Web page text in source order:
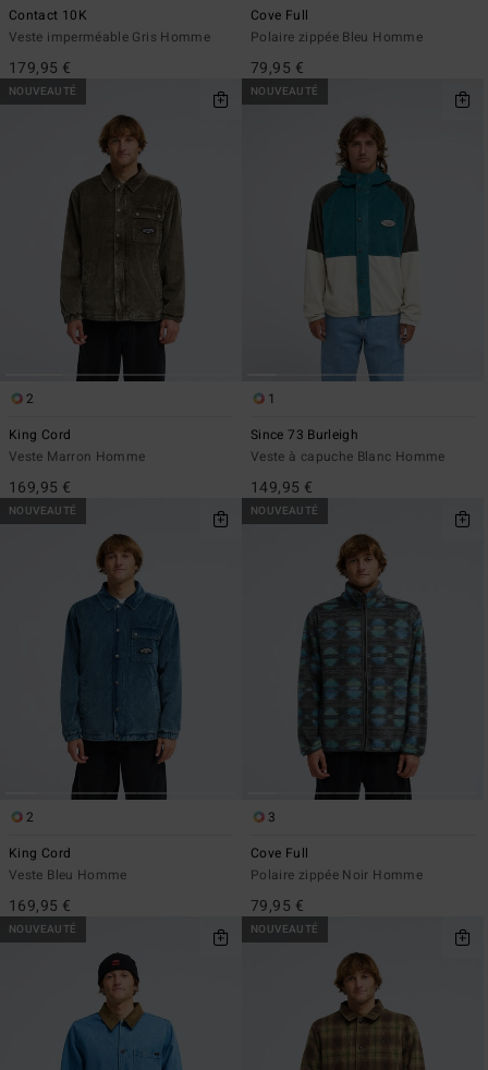
Contact 10K
Veste imperméable Gris Homme
179,95 €
Cove Full
Polaire zippée Bleu Homme
79,95 €
NOUVEAUTÉ
2
King Cord
Veste Marron Homme
169,95 €
NOUVEAUTÉ
1
Since 73 Burleigh
Veste à capuche Blanc Homme
149,95 €
NOUVEAUTÉ
2
King Cord
Veste Bleu Homme
169,95 €
NOUVEAUTÉ
3
Cove Full
Polaire zippée Noir Homme
79,95 €
NOUVEAUTÉ NOUVEAUTÉ